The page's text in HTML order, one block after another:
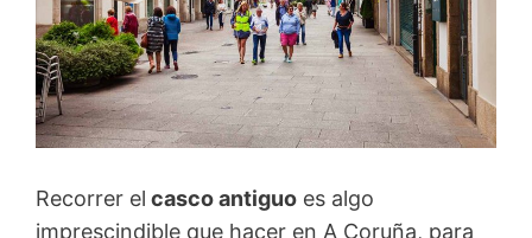
Recorrer el casco antiguo es algo
imprescindible que hacer en A Coruña, para